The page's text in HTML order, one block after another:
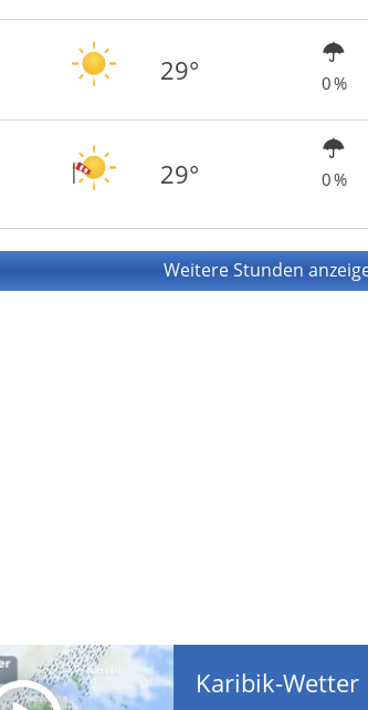
29° 0 %
29° 0 %
Weitere Stunden
Karibik-Wetter